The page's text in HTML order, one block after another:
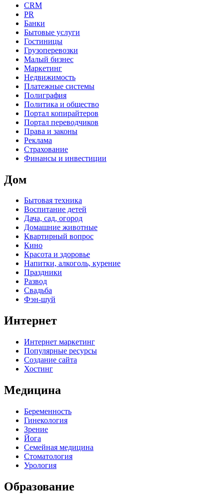
CRM
PR
Банки
Бытовые услуги
Гостиницы
Грузоперевозки
Малый бизнес
Маркетинг
Недвижимость
Платежные системы
Полиграфия
Политика и общество
Портал копирайтеров
Портал переводчиков
Права и законы
Реклама
Страхование
Финансы и инвестиции
Дом
Бытовая техника
Воспитание детей
Дача, сад, огород
Домашние животные
Квартирный вопрос
Кино
Красота и здоровье
Напитки, алкоголь, курение
Праздники
Развод
Свадьба
Фэн-шуй
Интернет
Интернет маркетинг
Популярные ресурсы
Создание сайта
Хостинг
Медицина
Беременность
Гинекология
Зрение
Йога
Семейная медицина
Стоматология
Урология
Образование